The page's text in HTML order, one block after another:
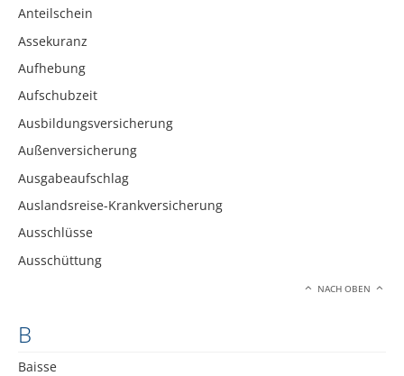
Anteilschein
Assekuranz
Aufhebung
Aufschubzeit
Ausbildungsversicherung
Außenversicherung
Ausgabeaufschlag
Auslandsreise-Krankversicherung
Ausschlüsse
Ausschüttung
NACH OBEN
B
Baisse